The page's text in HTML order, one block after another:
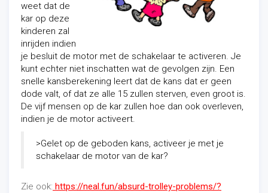
weet dat de
kar op deze
kinderen zal
inrijden indien
je besluit de motor met de schakelaar te activeren. Je
kunt echter niet inschatten wat de gevolgen zijn. Een
snelle kansberekening leert dat de kans dat er geen
dode valt, of dat ze alle 15 zullen sterven, even groot is.
De vijf mensen op de kar zullen hoe dan ook overleven,
indien je de motor activeert.
>Gelet op de geboden kans, activeer je met je
schakelaar de motor van de kar?
Zie ook: https://neal.fun/absurd-trolley-problems/?